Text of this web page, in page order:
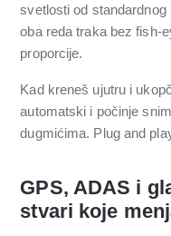
svetlosti od standardnog
oba reda traka bez fish-
proporcije.
Kad kreneš ujutru i
automatski i počinje
dugmićima. Plug and
GPS, ADAS i
stvari koje